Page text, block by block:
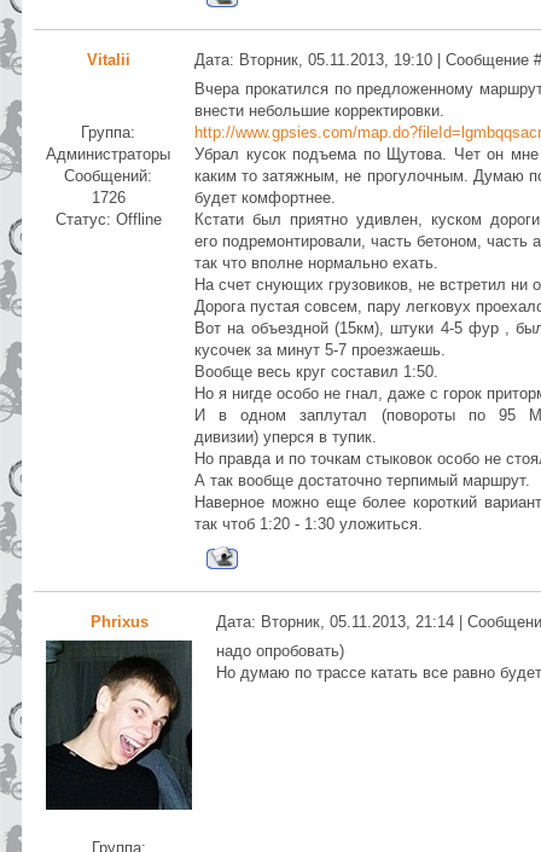
Vitalii Дата: Вторник, 05.11.2013, 19:10 | Сообщение
Группа:
Администраторы
Сообщений:
1726
Статус: Offline
Вчера прокатился по предложенному
внести небольшие корректировки.
http://www.gpsies.com/
Убрал кусок подъема по Щутова. Чет он мне
каким то затяжным, не прогулочным. Думаю
будет комфортнее.
Кстати был приятно удивлен, куском
его подремонтировали, часть бетоном, часть
так что вполне нормально ехать.
На счет снующих грузовиков, не встретил ни
Дорога пустая совсем, пару легковух
Вот на объездной (15км), штуки 4-5 фур ,
кусочек за минут 5-7 проезжаешь.
Вообще весь круг составил 1:50.
Но я нигде особо не гнал, даже с горок
И в одном заплутал (повороты по 95
дивизии) уперся в тупик.
Но правда и по точкам стыковок особо не
А так вообще достаточно терпимый маршрут.
Наверное можно еще более короткий
так чтоб 1:20 - 1:30 уложиться.
Phrixus Дата: Вторник, 05.11.2013, 21:14 |
Группа:
надо опробовать)
Но думаю по трассе катать все равно